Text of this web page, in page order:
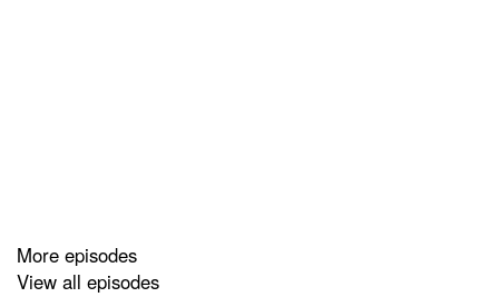
mixage est signé Emilie Wadel du studio Skadi and co
et la musique Denis Morin de Vague imaginaire.
More episodes
View all episodes